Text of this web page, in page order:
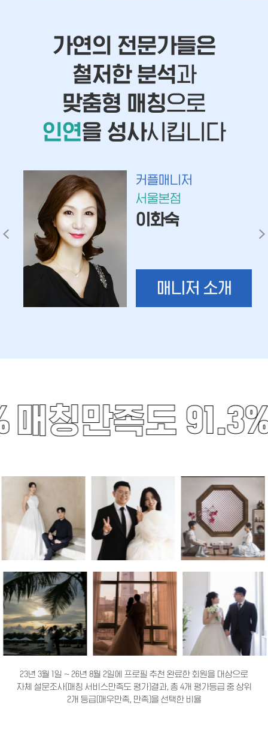
가연의 전문가들은
철저한 분석과
맞춤형 매칭으로
인연을 성사시킵니다
커플매니저
서울본점
이화숙
매니저 소개
매칭만족도
23년 3월 1일 ~ 26년 8월 2일에 프로필 추천 완료한 회원을 대상으로
자체 설문조사(매칭 서비스만족도 평가)결과, 총 4개 평가등급 중 상위
2개 등급(매우만족, 만족)을 선택한 비율